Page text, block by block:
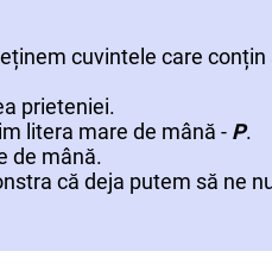
cuvintele care conțin
prieteniei.
litera mare de mână - P.
de mână.
că deja putem să ne